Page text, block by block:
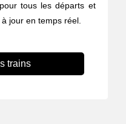
tous les départs et
jour en temps réel.
trains